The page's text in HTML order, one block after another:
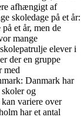
afhængigt af
skoledage på et år:
et år, men de
mange
elever i
der en gruppe
med
Danmark har
og
variere over
har et antal